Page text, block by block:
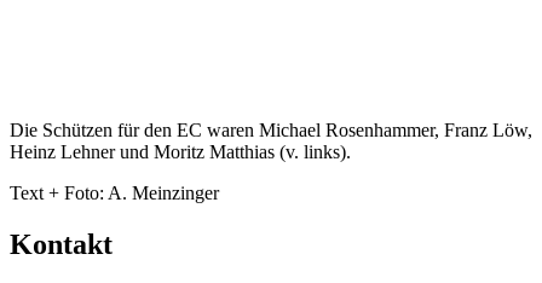
Die Schützen für den EC waren Michael Rosenhammer, Franz Löw,
Heinz Lehner und Moritz Matthias (v. links).
Text + Foto: A. Meinzinger
Kontakt